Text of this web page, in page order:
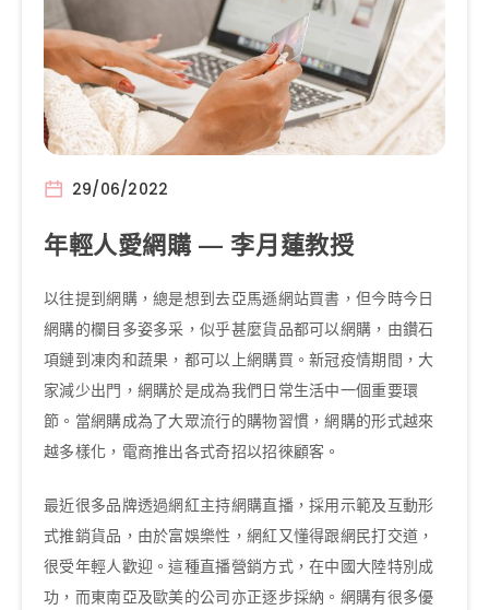
29/06/2022
年輕人愛網購 — 李月蓮教授
以往提到網購，總是想到去亞馬遜網站買書，但今時今日
網購的欄目多姿多采，似乎甚麼貨品都可以網購，由鑽石
項鏈到凍肉和蔬果，都可以上網購買。新冠疫情期間，大
家減少出門，網購於是成為我們日常生活中一個重要環
節。當網購成為了大眾流行的購物習慣，網購的形式越來
越多樣化，電商推出各式奇招以招徠顧客。
最近很多品牌透過網紅主持網購直播，採用示範及互動形
式推銷貨品，由於富娛樂性，網紅又懂得跟網民打交道，
很受年輕人歡迎。這種直播營銷方式，在中國大陸特別成
功，而東南亞及歐美的公司亦正逐步採納。網購有很多優